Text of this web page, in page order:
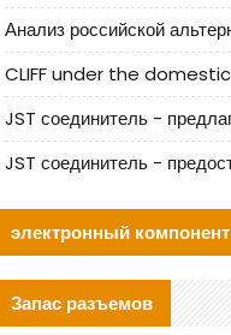
электронный компонент
Запас разъемов